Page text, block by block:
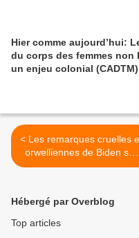
Hier comme aujourd’hui:
du corps des femmes non
un enjeu colonial (CADTM)
< Les remarques cruelles et
orwelliennes de Biden sur
Gaza à la convention
Hébergé par Overblog
Top articles